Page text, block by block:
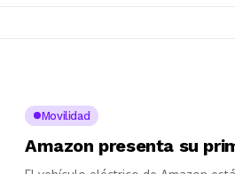
Movilidad
Amazon presenta su